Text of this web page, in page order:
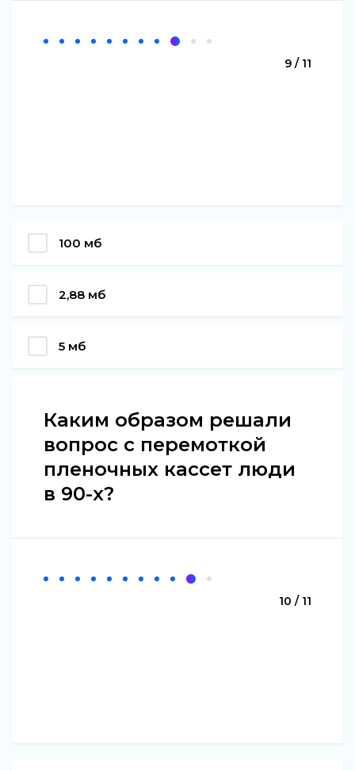
9 / 11
100 мб
2,88 мб
5 мб
Каким образом решали
вопрос с перемоткой
пленочных кассет люди
в 90-х?
10 / 11